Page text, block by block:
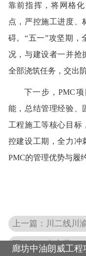
靠前指挥，将网格
点，严控施工进度、
碍。“五一”攻坚期，
况，与建设者一并抢
全部浇筑任务，交出
下一步，PMC
能，总结管理经验、
工程施工等核心目标
控建设工期，全力冲
PMC的管理优势与履
上一篇： 川二线川渝
下一篇：中交营口
廊坊中油朗威工程